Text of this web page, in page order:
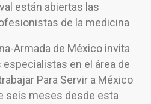
están abiertas las
de la medicina
Armada de México invita
en el área de
Para Servir a México
seis meses desde esta